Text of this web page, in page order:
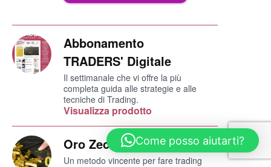
Abbonamento
TRADERS' Digitale
Il settimanale che vi offre la più
completa guida alle strategie e alle
tecniche di Trading.
Visualizza prodotto
Oro Zecchino
Un metodo vincente per fare trading
Come posso aiutarti?